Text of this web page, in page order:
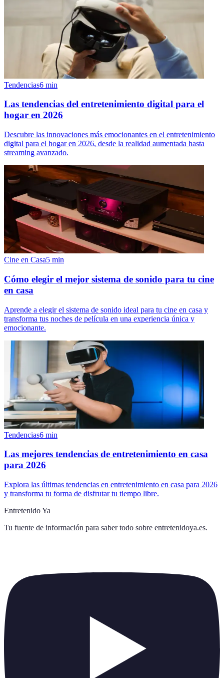
Tendencias6 min
Las tendencias del entretenimiento digital para el
hogar en 2026
Descubre las innovaciones más emocionantes en el entretenimiento
digital para el hogar en 2026, desde la realidad aumentada hasta
streaming avanzado.
Cine en Casa5 min
Cómo elegir el mejor sistema de sonido para tu cine
en casa
Aprende a elegir el sistema de sonido ideal para tu cine en casa y
transforma tus noches de película en una experiencia única y
emocionante.
Tendencias6 min
Las mejores tendencias de entretenimiento en casa
para 2026
Explora las últimas tendencias en entretenimiento en casa para 2026
y transforma tu forma de disfrutar tu tiempo libre.
Entretenido Ya
Tu fuente de información para saber todo sobre entretenidoya.es.